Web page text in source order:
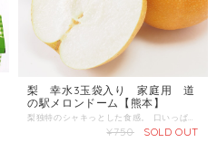
梨 幸水3玉袋入り 家庭用 道
の駅メロンドーム【熊本】
¥750 SOLD OUT